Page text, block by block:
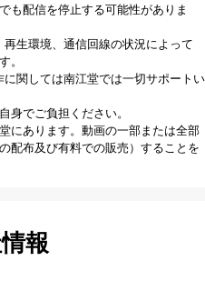
も配信を停止する可能性がありま
生環境、通信回線の状況によって
。
関しては南江堂では一切サポートい
身でご負担ください。
にあります。動画の一部または全部
配布及び有料での販売）することを
報